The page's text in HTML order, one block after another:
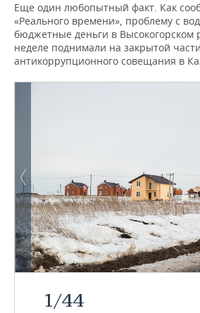
Еще один любопытный факт. Как
«Реального времени», проблему с
бюджетные деньги в
неделе поднимали на закрытой части
антикоррупционного совещания в
1/44